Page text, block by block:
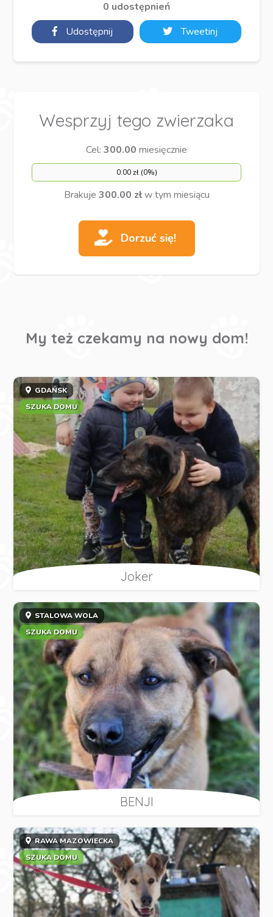
0 udostępnień
Udostępnij
Tweetinj
Wesprzyj tego zwierzaka
Cel: 300.00 miesięcznie
0.00 zł (0%)
Brakuje 300.00 złw tym miesiącu
Dorzuć się!
My też czekamy na nowy dom!
GDAŃSK
SZUKA DOMU
Joker
STALOWA WOLA
SZUKA DOMU
BENJI
RAWA MAZOWIECKA
SZUKA DOMU